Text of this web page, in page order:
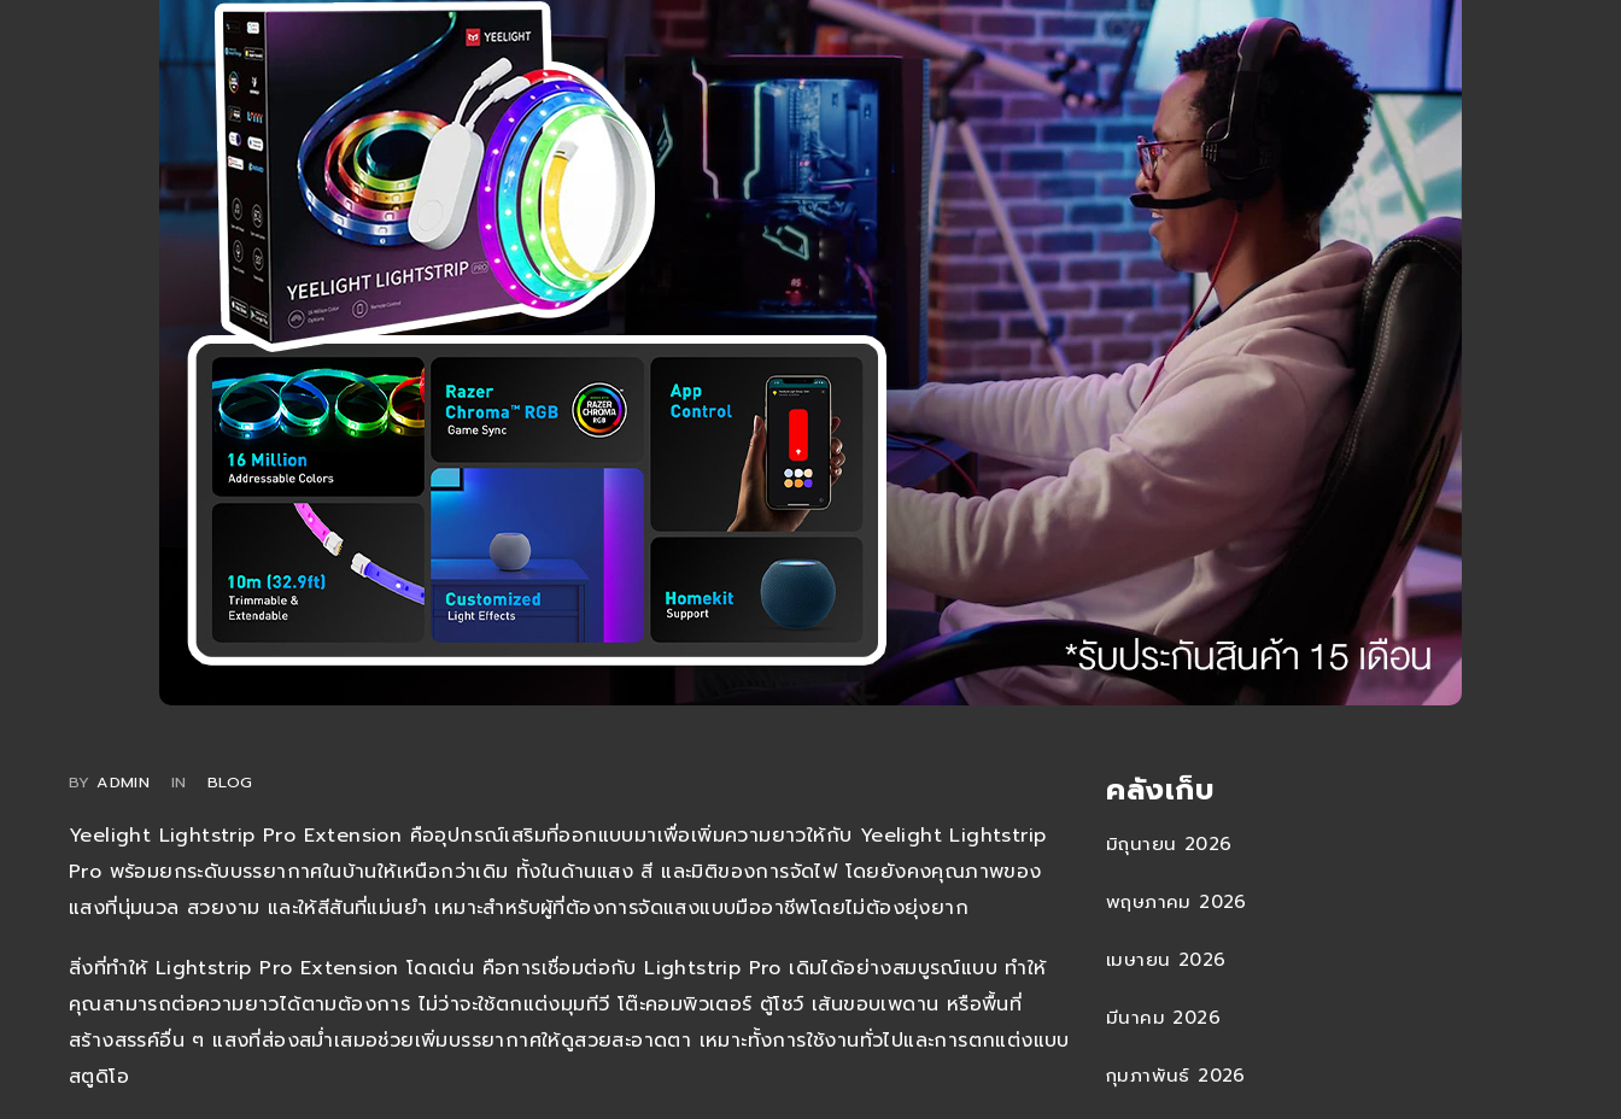
BY ADMIN IN BLOG
Yeelight Lightstrip Pro Extension คืออุปกรณ์เสริมที่ออกแบบมาเพื่อเพิ่มความยาวให้กับ Yeelight Lightstrip
Pro พร้อมยกระดับบรรยากาศในบ้านให้เหนือกว่าเดิม ทั้งในด้านแสง สี และมิติของการจัดไฟ โดยยังคงคุณภาพของ
แสงที่นุ่มนวล สวยงาม และให้สีสันที่แม่นยำ เหมาะสำหรับผู้ที่ต้องการจัดแสงแบบมืออาชีพโดยไม่ต้องยุ่งยาก
สิ่งที่ทำให้ Lightstrip Pro Extension โดดเด่น คือการเชื่อมต่อกับ Lightstrip Pro เดิมได้อย่างสมบูรณ์แบบ ทำให้
คุณสามารถต่อความยาวได้ตามต้องการ ไม่ว่าจะใช้ตกแต่งมุมทีวี โต๊ะคอมพิวเตอร์ ตู้โชว์ เส้นขอบเพดาน หรือพื้นที่
สร้างสรรค์อื่น ๆ แสงที่ส่องสม่ำเสมอช่วยเพิ่มบรรยากาศให้ดูสวยสะอาดตา เหมาะทั้งการใช้งานทั่วไปและการตกแต่งแบบ
สตูดิโอ
คลังเก็บ
มิถุนายน 2026
พฤษภาคม 2026
เมษายน 2026
มีนาคม 2026
กุมภาพันธ์ 2026